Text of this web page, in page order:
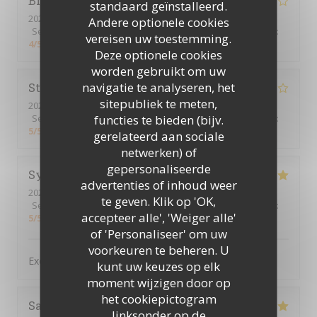
standaard geïnstalleerd.
Andere optionele cookies
vereisen uw toestemming.
Deze optionele cookies
worden gebruikt om uw
navigatie te analyseren, het
sitepubliek te meten,
functies te bieden (bijv.
gerelateerd aan sociale
netwerken) of
gepersonaliseerde
advertenties of inhoud weer
te geven. Klik op 'OK,
accepteer alle', 'Weiger alle'
of 'Personaliseer' om uw
voorkeuren te beheren. U
kunt uw keuzes op elk
moment wijzigen door op
het cookiepictogram
2026-07-22
- 13:00 - Gasten 4
Service
Atmosfeer : 4/5 Keuken :3 /5 Kwaliteit / Prijs
:
4/5
Stephen F
2026-07-16
- 19:00 - Gasten 3
Service
Atmosfeer: 5/5 Keuken: 5/5 Kwaliteit / Prijs
:
5/5
Sylvain
2026-07-16
- 19:30 - Gasten 4
Service
Atmosfeer:5/5 Keuken: 5/5 Kwaliteit / Prijs
:
5/5
Excellent. Très bon accueil et cuisine raffinée
Sandra